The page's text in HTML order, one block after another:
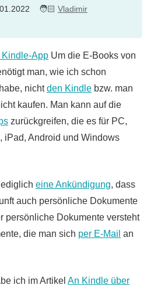
Vladimir
Um die E-Books von
man, wie ich schon
nichtden Kindle bzw. man
kaufen. Man kann auf die
zurückgreifen, die es für PC,
iPad, Android und Windows
eine Ankündigung, dass
auch persönliche Dokumente
persönliche Dokumente versteht
die man sich per E-Mail an
ich im Artikel An Kindle über